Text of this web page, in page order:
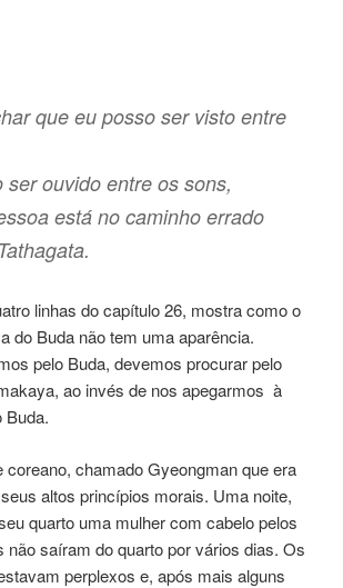
que eu posso ser visto entre
ser ouvido entre os sons,
está no caminho errado
linhas do capítulo 26, mostra como o
do Buda não tem uma aparência.
pelo Buda, devemos procurar pelo
ao invés de nos apegarmos à
Buda.
coreano, chamado Gyeongman que era
altos princípios morais. Uma noite,
quarto uma mulher com cabelo pelos
não saíram do quarto por vários dias. Os
perplexos e, após mais alguns